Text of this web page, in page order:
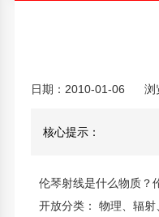
日期：2010-01-06 浏
核心提示：
伦琴射线是什么物质 ？
开放分类： 物理、辐